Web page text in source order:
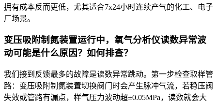
拥有成本反而更低，尤其适合7x24小时连续产气的化工、电子
厂场景。
变压吸附制氮装置运行中，氧气分析仪读数异常波
动可能是什么原因？如何排查？
我们接到反馈最多的故障是读数异常跳动。第一步检查取样管
路：变压吸附制氮装置切换阀门时会产生脉冲气流，若稳压阀
失效或管路有漏点，样气压力波动超±0.05MPa，读数就会大